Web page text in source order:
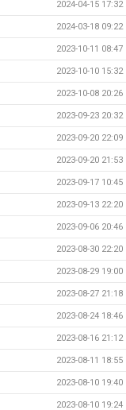
2024-04-15 17:32
2024-03-18 09:22
2023-10-11 08:47
2023-10-10 15:32
2023-10-08 20:26
2023-09-23 20:32
2023-09-20 22:09
2023-09-20 21:53
2023-09-17 10:45
2023-09-13 22:20
2023-09-06 20:46
2023-08-30 22:20
2023-08-29 19:00
2023-08-27 21:18
2023-08-24 18:46
2023-08-16 21:12
2023-08-11 18:55
2023-08-10 19:40
2023-08-10 19:24